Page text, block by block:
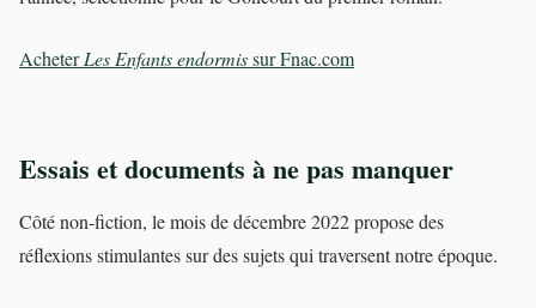
AcheterLes Enfants endormissur Fnac.com
Essais et documents à ne pas manquer
Côté non-fiction, le mois de décembre 2022 propose des
réflexions stimulantes sur des sujets qui traversent notre époque.